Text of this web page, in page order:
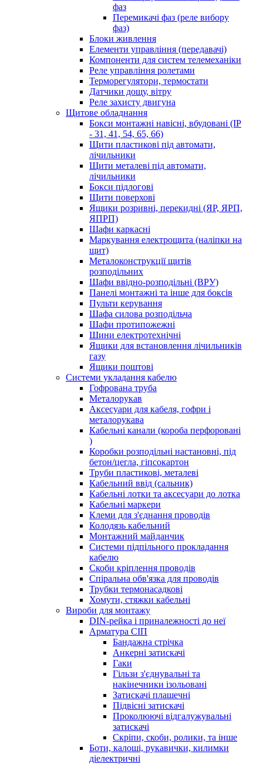
фаз
Перемикачі фаз (реле вибору
фаз)
Блоки живлення
Елементи управління (передавачі)
Компоненти для систем телемеханіки
Реле управління ролетами
Терморегулятори, термостати
Датчики дощу, вітру
Реле захисту двигуна
Щитове обладнання
Бокси монтажні навісні, вбудовані (IP
- 31, 41, 54, 65, 66)
Щити пластикові під автомати,
лічильники
Щити металеві під автомати,
лічильники
Бокси підлогові
Щити поверхові
Ящики розривні, перекидні (ЯР, ЯРП,
ЯПРП)
Шафи каркасні
Маркування електрощита (наліпки на
щит)
Металоконструкції щитів
розподільних
Шафи ввідно-розподільні (ВРУ)
Панелі монтажні та інше для боксів
Пульти керування
Шафа силова розподільча
Шафи протипожежні
Шини електротехнічні
Ящики для встановлення лічильників
газу
Ящики поштові
Системи укладання кабелю
Гофрована труба
Металорукав
Аксесуари для кабеля, гофри і
металорукава
Кабельні канали (короба перфоровані
)
Коробки розподільні настановні, під
бетон/цегла, гіпсокартон
Труби пластикові, металеві
Кабельний ввід (сальник)
Кабельні лотки та аксесуари до лотка
Кабельні маркери
Клеми для з'єднання проводів
Колодязь кабельний
Монтажний майданчик
Системи підпільного прокладання
кабелю
Скоби кріплення проводів
Спіральна обв'язка для проводів
Трубки термонасадкові
Хомути, стяжки кабельні
Вироби для монтажу
DIN-рейка і приналежності до неї
Арматура СІП
Бандажна стрічка
Анкерні затискачі
Гаки
Гільзи з'єднувальні та
накінечники ізольовані
Затискачі плашечні
Підвісні затискачі
Проколюючі відгалужувальні
затискачі
Скріпи, скоби, ролики, та інше
Боти, калоші, рукавички, килимки
діелектричні